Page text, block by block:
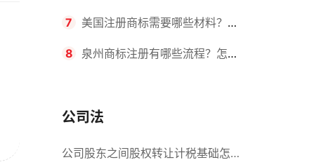
标流程有哪些？
7 美国注册商标需要哪些材料？美
国商标办理流程有哪些？
8 泉州商标注册有哪些流程？怎么
公司法
公司股东之间股权转让计税基础怎么